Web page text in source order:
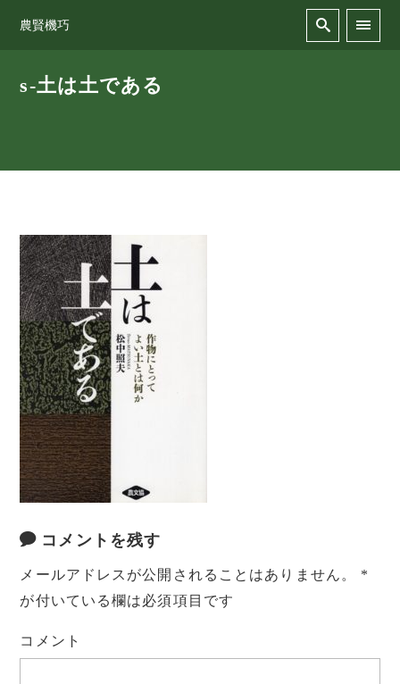
農賢機巧
s-土は土である
コメントを残す
メールアドレスが公開されることはありません。
*
が付いている欄は必須項目です
コメント